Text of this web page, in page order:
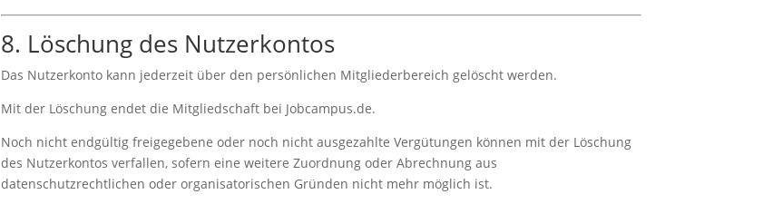
8. Löschung des Nutzerkontos
Das Nutzerkonto kann jederzeit über den persönlichen Mitgliederbereich gelöscht werden.
Mit der Löschung endet die Mitgliedschaft bei Jobcampus.de.
Noch nicht endgültig freigegebene oder noch nicht ausgezahlte Vergütungen können mit der Löschung
des Nutzerkontos verfallen, sofern eine weitere Zuordnung oder Abrechnung aus
datenschutzrechtlichen oder organisatorischen Gründen nicht mehr möglich ist.